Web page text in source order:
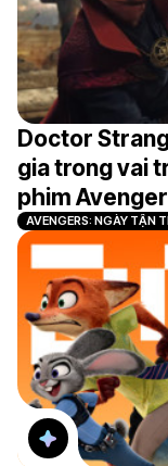
Doctor
gia trong vai
phim
AVENGERS: NGÀY TẬN